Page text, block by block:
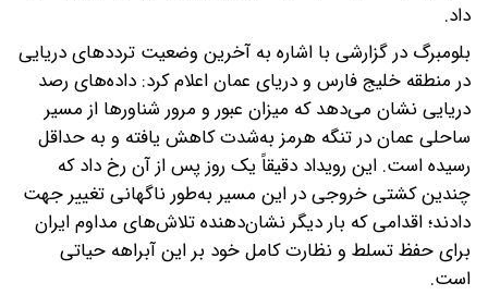
داد.
بلومبرگ در گزارشی با اشاره به آخرین وضعیت ترددهای دریایی
در منطقه خلیج فارس و دریای عمان اعلام کرد: داده‌های رصد
دریایی نشان می‌دهد که میزان عبور و مرور شناورها از مسیر
ساحلی عمان در تنگه هرمز به‌شدت کاهش یافته و به حداقل
رسیده است. این رویداد دقیقاً یک روز پس از آن رخ داد که
چندین کشتی خروجی در این مسیر به‌طور ناگهانی تغییر جهت
دادند؛ اقدامی که بار دیگر نشان‌دهنده تلاش‌های مداوم ایران
برای حفظ تسلط و نظارت کامل خود بر این آبراهه حیاتی
است.